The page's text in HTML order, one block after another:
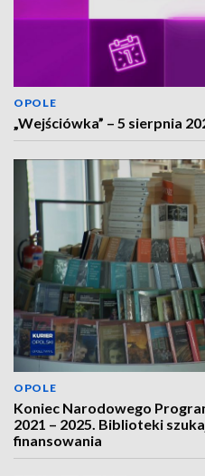
OPOLE
„Wejściówka” – 5 sierpnia
OPOLE
Koniec Narodowego
2021 – 2025. Biblioteki
finansowania